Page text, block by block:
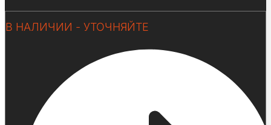
В НАЛИЧИИ - УТОЧНЯЙТЕ